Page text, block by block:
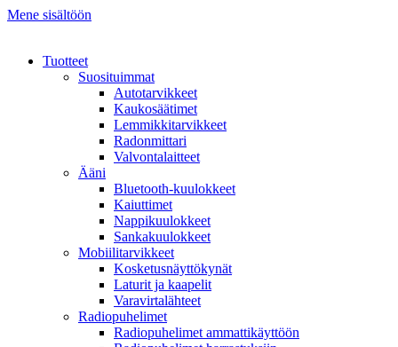
Mene sisältöön
Tuotteet
Suosituimmat
Autotarvikkeet
Kaukosäätimet
Lemmikkitarvikkeet
Radonmittari
Valvontalaitteet
Ääni
Bluetooth-kuulokkeet
Kaiuttimet
Nappikuulokkeet
Sankakuulokkeet
Mobiilitarvikkeet
Kosketusnäyttökynät
Laturit ja kaapelit
Varavirtalähteet
Radiopuhelimet
Radiopuhelimet ammattikäyttöön